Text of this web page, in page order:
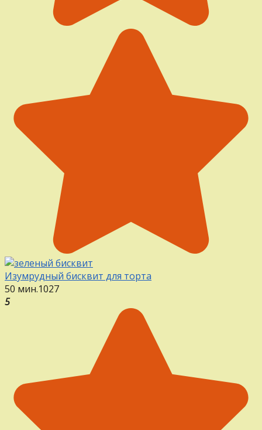
Изумрудный бисквит для торта
50 мин.1027
5